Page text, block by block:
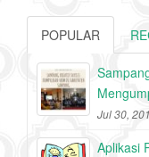
POPULAR
Jul 30,
Aplikasi